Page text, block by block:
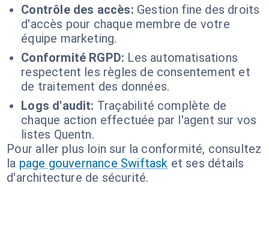
Contrôle des accès: Gestion fine des droits
d'accès pour chaque membre de votre
équipe marketing.
Conformité RGPD: Les automatisations
respectent les règles de consentement et
de traitement des données.
Logs d'audit: Traçabilité complète de
chaque action effectuée par l'agent sur vos
listes Quentn.
Pour aller plus loin sur la conformité, consultez
la page gouvernance Swiftask et ses détails
d'architecture de sécurité.